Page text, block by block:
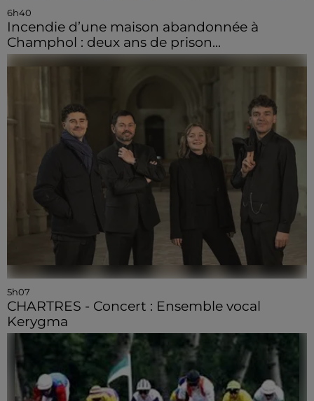
6h40
Incendie d’une maison abandonnée à
Champhol : deux ans de prison...
5h07
CHARTRES - Concert : Ensemble vocal
Kerygma